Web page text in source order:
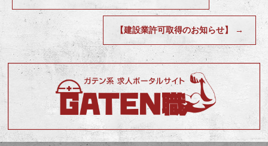
【建設業許可取得のお知らせ】 →